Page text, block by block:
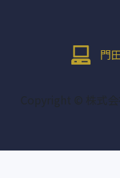
門
Copyright © 株式